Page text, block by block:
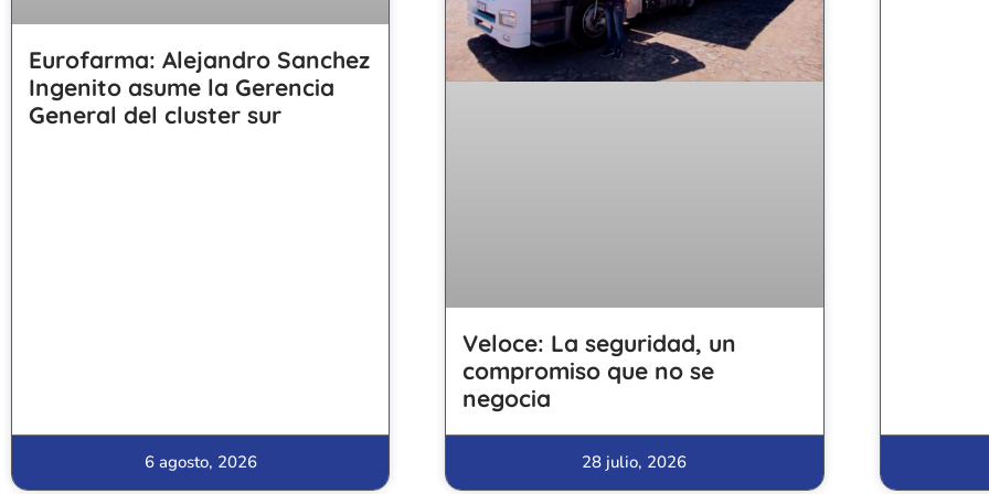
Eurofarma: Alejandro Sanchez
Ingenito asume la Gerencia
General del cluster sur
6 agosto, 2026
Veloce: La seguridad, un
compromiso que no se
negocia
28 julio, 2026